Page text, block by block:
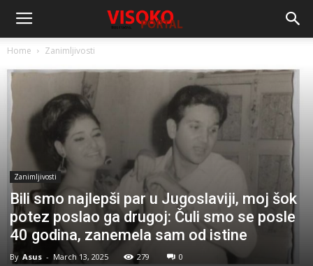
Home Zanimljivosti
Zanimljivosti
Bili smo najlepši par u Jugoslaviji, moj šok
potez poslao ga drugoj: Čuli smo se posle
40 godina, zanemela sam od istine
By Asus - March 13, 2025 279 0